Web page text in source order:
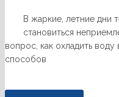
В жаркие, летние дни
становиться
вопрос, как охладить
способов